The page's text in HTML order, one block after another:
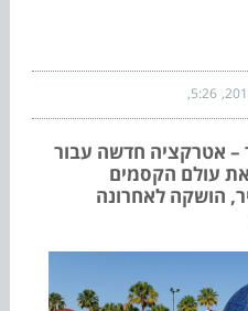
5:26
– אטרקציה חדשה עבור
עולם הקסמים
הושקה לאחרונה